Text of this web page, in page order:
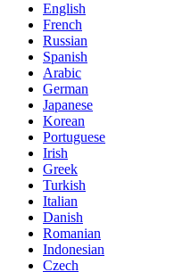
English
French
Russian
Spanish
Arabic
German
Japanese
Korean
Portuguese
Irish
Greek
Turkish
Italian
Danish
Romanian
Indonesian
Czech